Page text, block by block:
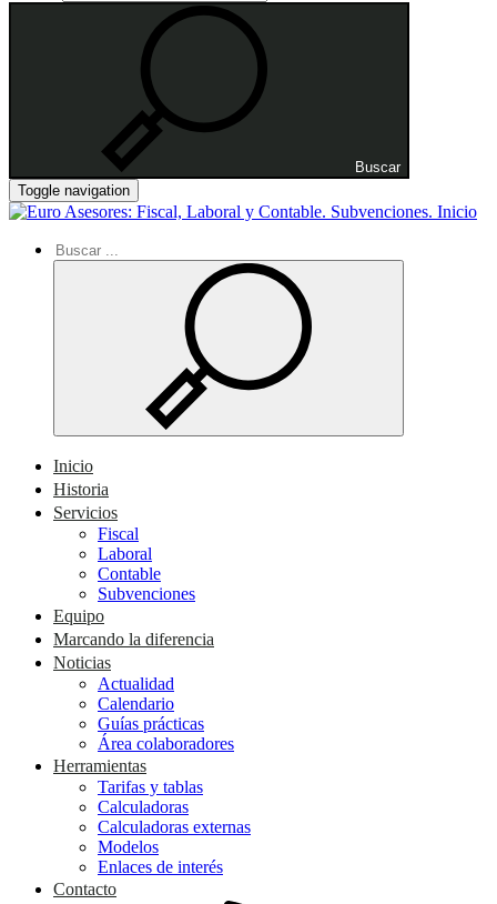
Buscar
Toggle navigation
Inicio
Inicio
Historia
Servicios
Fiscal
Laboral
Contable
Subvenciones
Equipo
Marcando la diferencia
Noticias
Actualidad
Calendario
Guías prácticas
Área colaboradores
Herramientas
Tarifas y tablas
Calculadoras
Calculadoras externas
Modelos
Enlaces de interés
Contacto